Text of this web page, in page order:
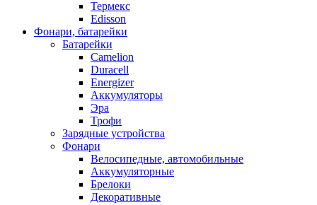
Термекс
Edisson
Фонари, батарейки
Батарейки
Camelion
Duracell
Energizer
Аккумуляторы
Эра
Трофи
Зарядные устройства
Фонари
Велосипедные, автомобильные
Аккумуляторные
Брелоки
Декоративные